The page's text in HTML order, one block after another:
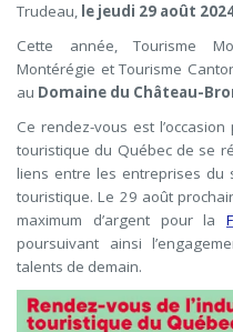
Trudeau, le jeudi 29 août
Cette année, Tourisme
Montérégie et Tourisme
au Domaine du Château-
Ce rendez-vous est
touristique du Québec de se
liens entre les entreprises du
touristique. Le 29 août
maximum d’argent pour la
poursuivant ainsi
talents de demain.